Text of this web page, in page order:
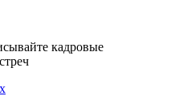
кадровые